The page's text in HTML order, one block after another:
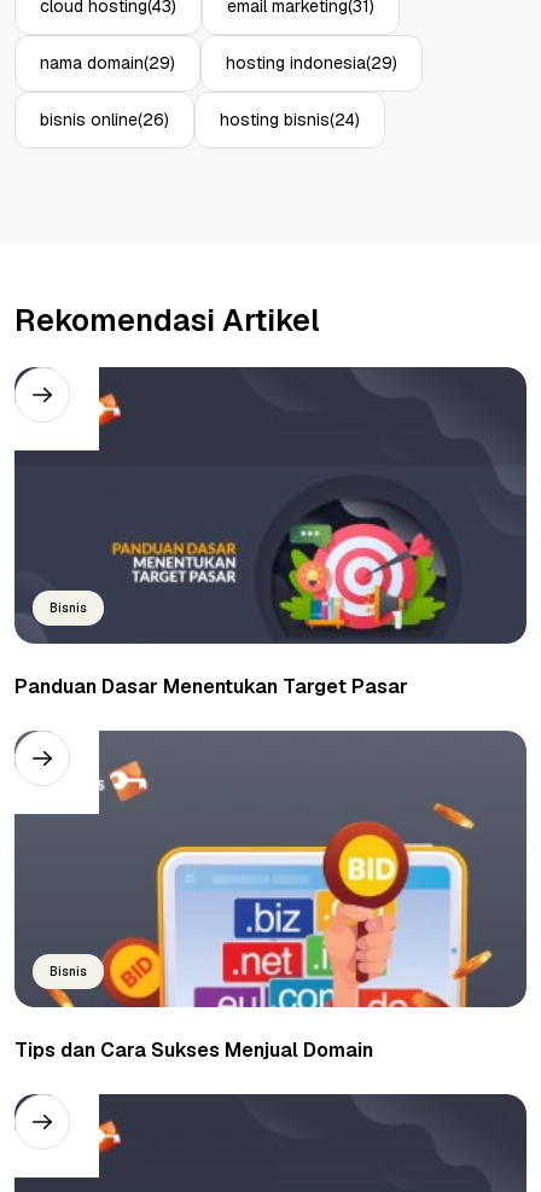
cloud hosting(43) email marketing(31)
nama domain(29) hosting indonesia(29)
bisnis online(26) hosting bisnis(24)
Rekomendasi Artikel
Bisnis
Panduan Dasar Menentukan Target Pasar
Bisnis
Tips dan Cara Sukses Menjual Domain